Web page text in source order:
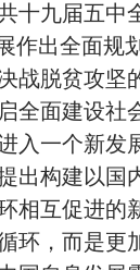
十九届五中
作出全面规
战脱贫攻坚
全面建设社
入一个新发
出构建以国
相互促进的
环，而是更